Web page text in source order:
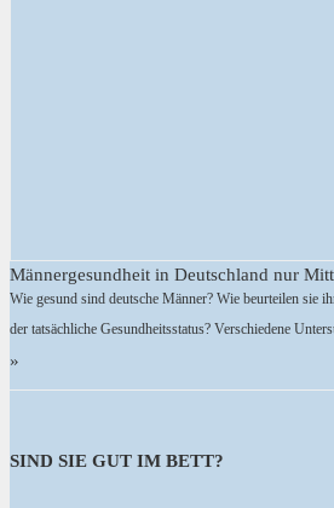
Männergesundheit in Deutschland nur
Wie gesund sind deutsche Männer? Wie beurteilen sie
der tatsächliche Gesundheitsstatus? Verschiedene
»
SIND SIE GUT IM BETT?